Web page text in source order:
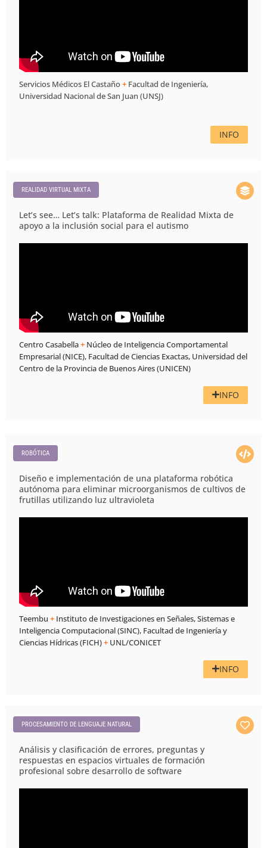
Servicios Médicos El Castaño+ Facultad de Ingeniería,
Universidad Nacional de San Juan (UNSJ)
INFO
REALIDAD VIRTUAL MIXTA
Let’s see… Let’s talk: Plataforma de Realidad Mixta de
apoyo a la inclusión social para el autismo
Centro Casabella+ Núcleo de Inteligencia Comportamental
Empresarial (NICE), Facultad de Ciencias Exactas, Universidad del
Centro de la Provincia de Buenos Aires (UNICEN)
INFO
ROBÓTICA
Diseño e implementación de una plataforma robótica
autónoma para eliminar microorganismos de cultivos de
frutillas utilizando luz ultravioleta
Teembu+ Instituto de Investigaciones en Señales, Sistemas e
Inteligencia Computacional (SINC), Facultad de Ingeniería y
Ciencias Hídricas (FICH)+ UNL/CONICET
INFO
PROCESAMIENTO DE LENGUAJE NATURAL
Análisis y clasificación de errores, preguntas y
respuestas en espacios virtuales de formación
profesional sobre desarrollo de software